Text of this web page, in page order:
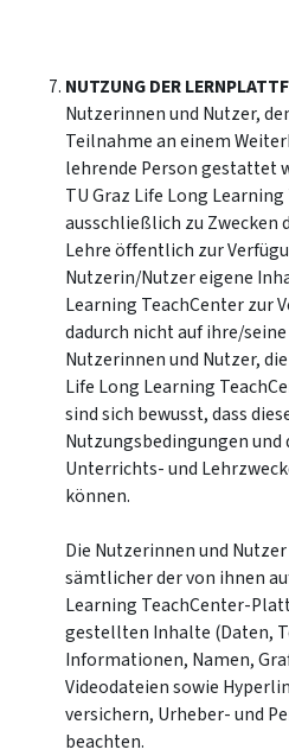
NUTZUNG DER
Nutzerinnen und Nutzer,
Teilnahme an einem
lehrende Person gestattet
TU Graz Life Long
ausschließlich zu Zwecken
Lehre öffentlich zur
Nutzerin/Nutzer eigene
Learning TeachCenter zur
dadurch nicht auf ihre/
Nutzerinnen und Nutzer,
Life Long Learning
sind sich bewusst, dass
Nutzungsbedingungen und
Unterrichts- und
können.
Die Nutzerinnen und
sämtlicher der von ihnen
Learning TeachCenter-
gestellten Inhalte (Daten,
Informationen, Namen,
Videodateien sowie
versichern, Urheber- und
beachten.